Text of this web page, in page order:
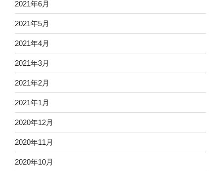
2021年6月
2021年5月
2021年4月
2021年3月
2021年2月
2021年1月
2020年12月
2020年11月
2020年10月